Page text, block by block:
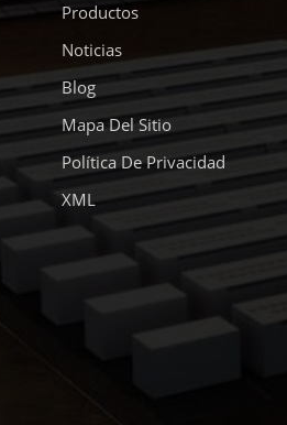
Productos
Noticias
Blog
Mapa Del Sitio
Política De Privacidad
XML